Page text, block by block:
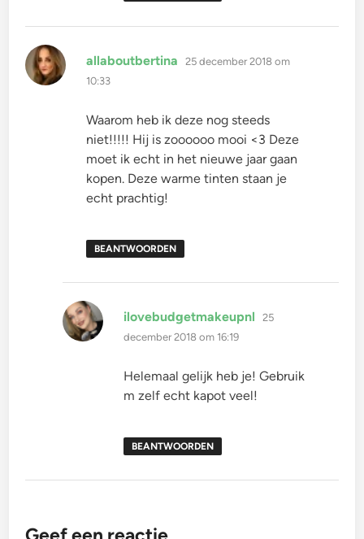
allaboutbertina schreef:
25 december 2018 om
10:33
Waarom heb ik deze nog steeds
niet!!!!! Hij is zoooooo mooi <3 Deze
moet ik echt in het nieuwe jaar gaan
kopen. Deze warme tinten staan je
echt prachtig!
BEANTWOORDEN
ilovebudgetmakeupnl schreef:
25
december 2018 om 16:19
Helemaal gelijk heb je! Gebruik
m zelf echt kapot veel!
BEANTWOORDEN